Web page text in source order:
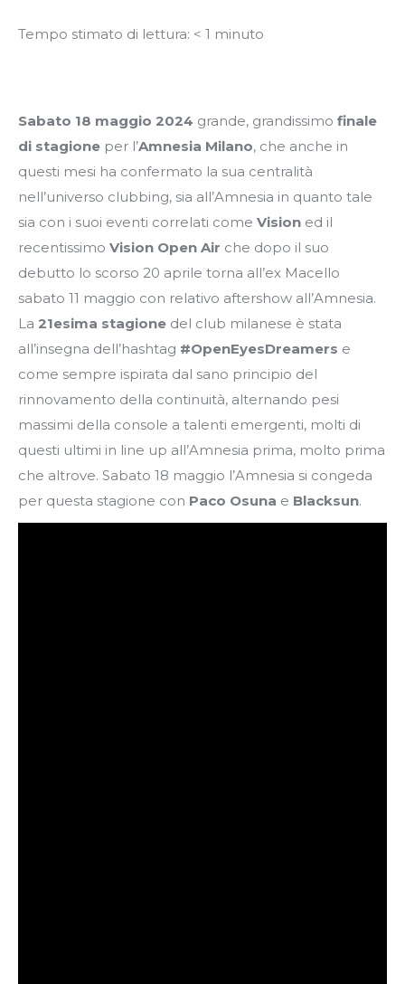
Tempo stimato di lettura: < 1 minuto
Sabato 18 maggio 2024 grande, grandissimo finale
di stagione per l’Amnesia Milano, che anche in
questi mesi ha confermato la sua centralità
nell’universo clubbing, sia all’Amnesia in quanto tale
sia con i suoi eventi correlati come Vision ed il
recentissimo Vision Open Air che dopo il suo
debutto lo scorso 20 aprile torna all’ex Macello
sabato 11 maggio con relativo aftershow all’Amnesia.
La 21esima stagione del club milanese è stata
all’insegna dell’hashtag #OpenEyesDreamers e
come sempre ispirata dal sano principio del
rinnovamento della continuità, alternando pesi
massimi della console a talenti emergenti, molti di
questi ultimi in line up all’Amnesia prima, molto prima
che altrove. Sabato 18 maggio l’Amnesia si congeda
per questa stagione con Paco Osuna e Blacksun.